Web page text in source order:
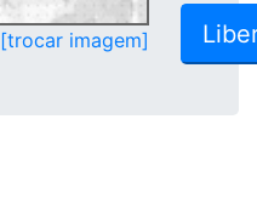
[trocar imagem]